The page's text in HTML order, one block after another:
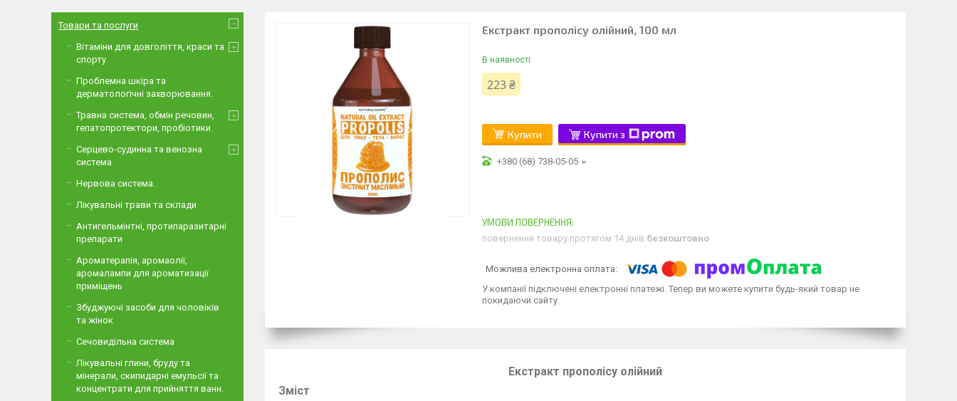
Екстракт прополісу олійний, 100 мл
В наявності
223 ₴
Купити Купити з
+380 (68) 738-05-05
повернення товару протягом 14 днів безкоштовно
У компанії підключені електронні платежі. Тепер ви можете купити будь-який товар не
покидаючи сайту.
Екстракт прополісу олійний
Зміст
Товари та послуги
Вітаміни для довголіття, краси та
спорту
Проблемна шкіра та
дерматологічні захворювання.
Травна система, обмін речовин,
гепатопротектори, пробіотики.
Серцево-судинна та венозна
система
Нервова система.
Лікувальні трави та склади
Антигельмінтні, протипаразитарні
препарати
Ароматерапія, аромаолії,
аромалампи для ароматизації
приміщень
Збуджуючі засоби для чоловіків
та жінок
Сечовидільна система
Лікувальні глини, бруду та
мінерали, скипидарні емульсії та
концентрати для прийняття ванн.